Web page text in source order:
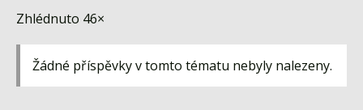
Členové
Naše vozy
Akce
Zhlédnuto 46×
Žádné příspěvky v tomto tématu nebyly nalezeny.